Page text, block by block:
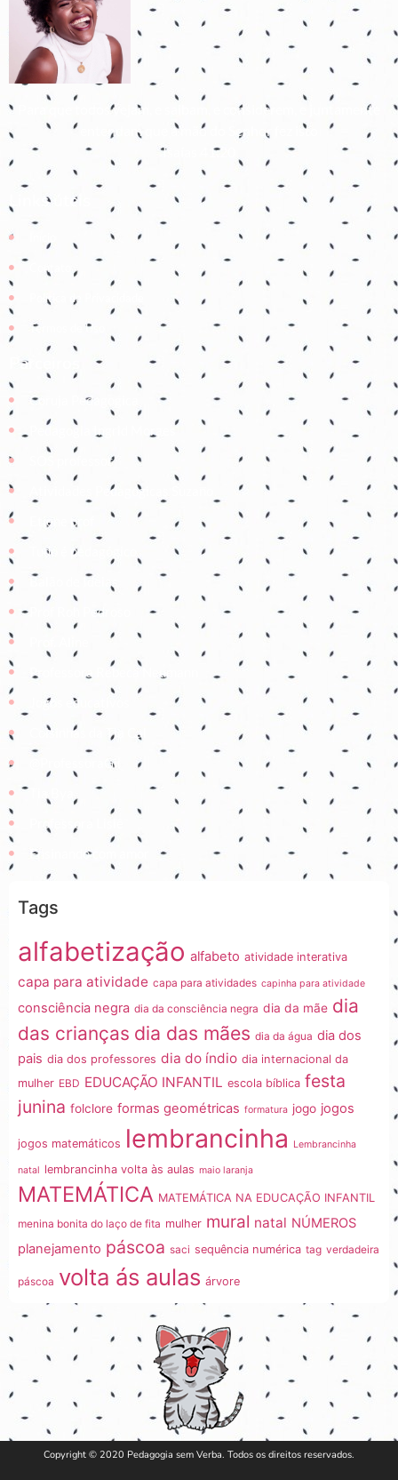
Para que todos vejam, e saibam, e considerem, e juntamente
entendam que a mão do Senhor fez isto
Isaías 41:20
Links úteis
Contato
Política de Privacidade
Termos de Uso
Parceiros
Coruja Pedagogica
Pedagogia Ingrid Moraes
SOS professor
Atividades Pedagógicas Suzano
Etiene prof
Tudo é pedagógico
Balão de Ideias
Prof Roh Pedroso
Professora Rebeca Neumann
Jogos educativos
Coisinhas da Tia Cal
@ProfessoraGii
Professora Lisiê
Ensinando com amor
Tags
alfabetização alfabeto atividade interativa
capa para atividade capa para atividades capinha para atividade
consciência negra dia da consciência negra dia da mãe dia
das crianças dia das mães dia da água dia dos
pais dia dos professores dia do índio dia internacional da
mulher EBD EDUCAÇÃO INFANTIL escola bíblica festa
junina folclore formas geométricas formatura jogo jogos
jogos matemáticos lembrancinha Lembrancinha
natal lembrancinha volta às aulas maio laranja
MATEMÁTICA MATEMÁTICA NA EDUCAÇÃO INFANTIL
menina bonita do laço de fita mulher mural natal NÚMEROS
planejamento páscoa saci sequência numérica tag verdadeira
páscoa volta ás aulas árvore
Copyright © 2020 Pedagogia sem Verba. Todos os direitos reservados.